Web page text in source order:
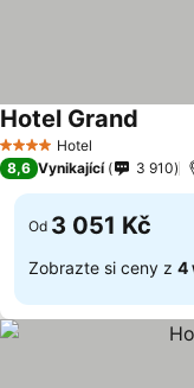
4 Počet hvězdiček
Hotel
Hotel Grand
8,6 Vynikající 3 910
Od 3 051 Kč
Zobrazte si ceny z 4